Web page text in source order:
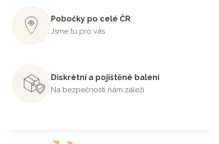
Pobočky po celé ČR
Jsme tu pro vás
Diskrétní a pojištěné balení
Na bezpečnosti nám záleží